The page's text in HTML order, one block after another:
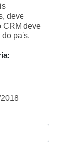
deve
CRM deve
do país.